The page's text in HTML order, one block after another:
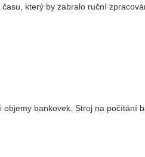
který by zabralo ruční
bankovek. Stroj na